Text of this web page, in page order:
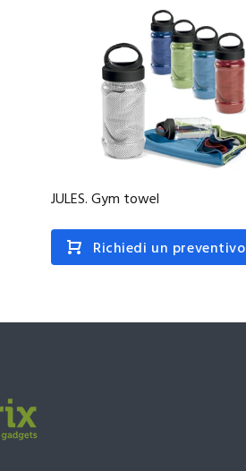
JULES. Gym towel
Richiedi un preventivo